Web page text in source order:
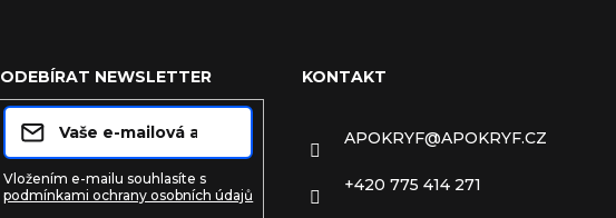
ODEBÍRAT NEWSLETTER
Vložením e-mailu souhlasíte s
podmínkami ochrany osobních údajů
KONTAKT
APOKRYF@APOKRYF.CZ
+420 775 414 271